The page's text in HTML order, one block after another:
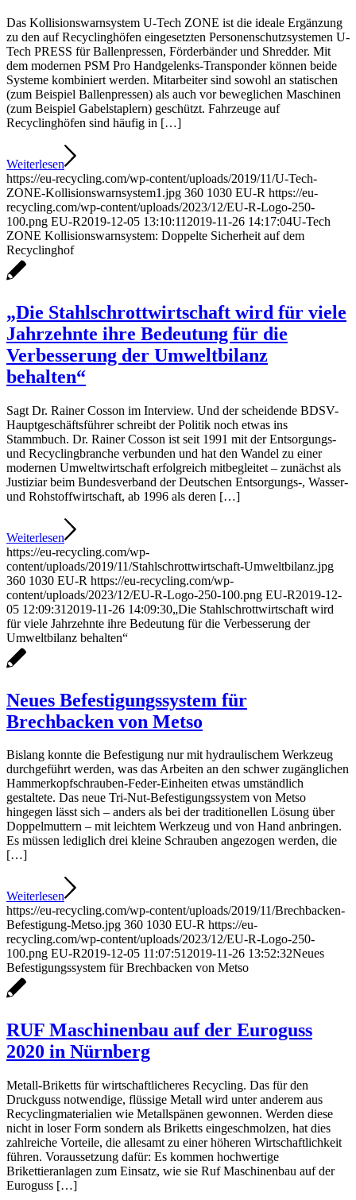
Das Kollisionswarnsystem U-Tech ZONE ist die ideale Ergänzung
zu den auf Recyclinghöfen eingesetzten Personenschutzsystemen U-
Tech PRESS für Ballenpressen, Förderbänder und Shredder. Mit
dem modernen PSM Pro Handgelenks-Transponder können beide
Systeme kombiniert werden. Mitarbeiter sind sowohl an statischen
(zum Beispiel Ballenpressen) als auch vor beweglichen Maschinen
(zum Beispiel Gabelstaplern) geschützt. Fahrzeuge auf
Recyclinghöfen sind häufig in […]
Weiterlesen
https://eu-recycling.com/wp-content/uploads/2019/11/U-Tech-
ZONE-Kollisionswarnsystem1.jpg 360 1030 EU-R https://eu-
recycling.com/wp-content/uploads/2023/12/EU-R-Logo-250-
100.png EU-R2019-12-05 13:10:11 2019-11-26 14:17:04U-Tech
ZONE Kollisionswarnsystem: Doppelte Sicherheit auf dem
Recyclinghof
„Die Stahlschrottwirtschaft wird für viele
Jahrzehnte ihre Bedeutung für die
Verbesserung der Umweltbilanz
behalten“
Sagt Dr. Rainer Cosson im Interview. Und der scheidende BDSV-
Hauptgeschäftsführer schreibt der Politik noch etwas ins
Stammbuch. Dr. Rainer Cosson ist seit 1991 mit der Entsorgungs-
und Recyclingbranche verbunden und hat den Wandel zu einer
modernen Umweltwirtschaft erfolgreich mitbegleitet – zunächst als
Justiziar beim Bundesverband der Deutschen Entsorgungs-, Wasser-
und Rohstoffwirtschaft, ab 1996 als deren […]
Weiterlesen
https://eu-recycling.com/wp-
content/uploads/2019/11/Stahlschrottwirtschaft-Umweltbilanz.jpg
360 1030 EU-R https://eu-recycling.com/wp-
content/uploads/2023/12/EU-R-Logo-250-100.png EU-R2019-12-
05 12:09:31 2019-11-26 14:09:30„Die Stahlschrottwirtschaft wird
für viele Jahrzehnte ihre Bedeutung für die Verbesserung der
Umweltbilanz behalten“
Neues Befestigungssystem für
Brechbacken von Metso
Bislang konnte die Befestigung nur mit hydraulischem Werkzeug
durchgeführt werden, was das Arbeiten an den schwer zugänglichen
Hammerkopfschrauben-Feder-Einheiten etwas umständlich
gestaltete. Das neue Tri-Nut-Befestigungssystem von Metso
hingegen lässt sich – anders als bei der traditionellen Lösung über
Doppelmuttern – mit leichtem Werkzeug und von Hand anbringen.
Es müssen lediglich drei kleine Schrauben angezogen werden, die
[…]
Weiterlesen
https://eu-recycling.com/wp-content/uploads/2019/11/Brechbacken-
Befestigung-Metso.jpg 360 1030 EU-R https://eu-
recycling.com/wp-content/uploads/2023/12/EU-R-Logo-250-
100.png EU-R2019-12-05 11:07:512019-11-26 13:52:32Neues
Befestigungssystem für Brechbacken von Metso
RUF Maschinenbau auf der Euroguss
2020 in Nürnberg
Metall-Briketts für wirtschaftlicheres Recycling. Das für den
Druckguss notwendige, flüssige Metall wird unter anderem aus
Recyclingmaterialien wie Metallspänen gewonnen. Werden diese
nicht in loser Form sondern als Briketts eingeschmolzen, hat dies
zahlreiche Vorteile, die allesamt zu einer höheren Wirtschaftlichkeit
führen. Voraussetzung dafür: Es kommen hochwertige
Brikettieranlagen zum Einsatz, wie sie Ruf Maschinenbau auf der
Euroguss […]